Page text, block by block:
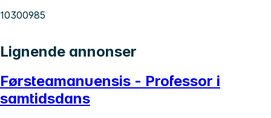
10300985
Lignende annonser
Førsteamanuensis - Professor i
samtidsdans